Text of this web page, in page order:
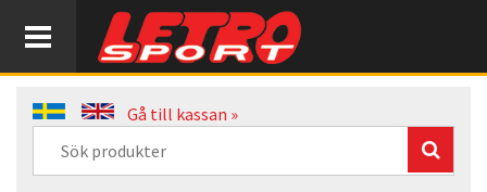
Gå till kassan »